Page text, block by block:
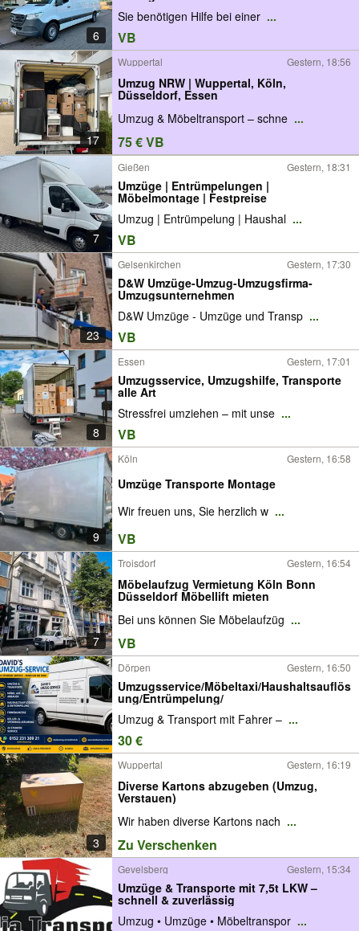
6
Sie benötigen Hilfe bei einer ...
VB
17
Wuppertal Gestern, 18:56
Umzug NRW | Wuppertal, Köln,
Düsseldorf, Essen
Umzug & Möbeltransport – schne ...
75 € VB
7
Gießen Gestern, 18:31
Umzüge | Entrümpelungen |
Möbelmontage | Festpreise
Umzug | Entrümpelung | Haushal ...
VB
23
Gelsenkirchen Gestern, 17:30
D&W Umzüge-Umzug-Umzugsfirma-
Umzugsunternehmen
D&W Umzüge - Umzüge und Transp ...
VB
8
Essen Gestern, 17:01
Umzugsservice, Umzugshilfe, Transporte
alle Art
Stressfrei umziehen – mit unse ...
VB
9
Köln Gestern, 16:58
Umzüge Transporte Montage
Wir freuen uns, Sie herzlich w ...
VB
7
Troisdorf Gestern, 16:54
Möbelaufzug Vermietung Köln Bonn
Düsseldorf Möbellift mieten
Bei uns können Sie Möbelaufzüg ...
VB
Dörpen Gestern, 16:50
Umzugsservice/Möbeltaxi/Haushaltsauflös
ung/Entrümpelung/
Umzug & Transport mit Fahrer – ...
30 €
3
Wuppertal Gestern, 16:19
Diverse Kartons abzugeben (Umzug,
Verstauen)
Wir haben diverse Kartons nach ...
Zu Verschenken
Gevelsberg Gestern, 15:34
Umzüge & Transporte mit 7,5t LKW –
schnell & zuverlässig
Umzug • Umzüge • Möbeltranspor ...